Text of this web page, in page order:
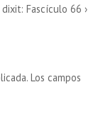
Fascículo 66 ›
Los campos